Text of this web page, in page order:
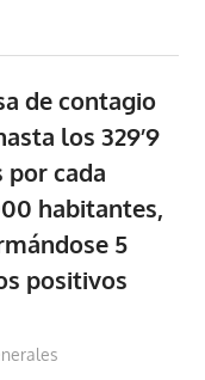
de contagio
los 329’9
por cada
habitantes,
5
positivos